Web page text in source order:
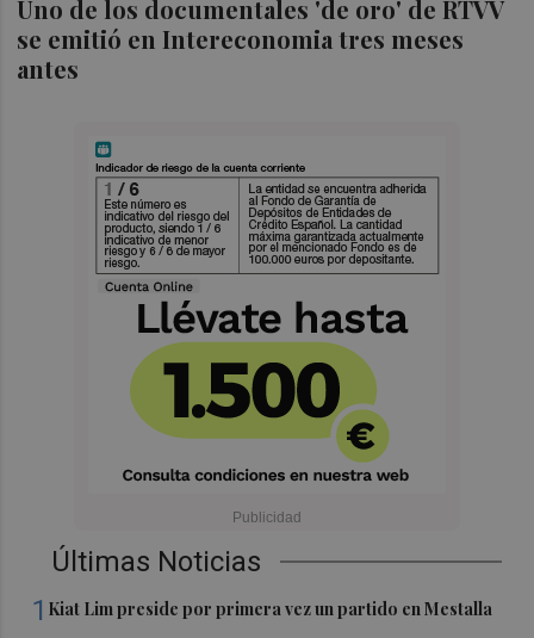
Uno de los documentales 'de oro' de RTVV
se emitió en Intereconomia tres meses
antes
Últimas Noticias
1 Kiat Lim preside por primera vez un partido en Mestalla